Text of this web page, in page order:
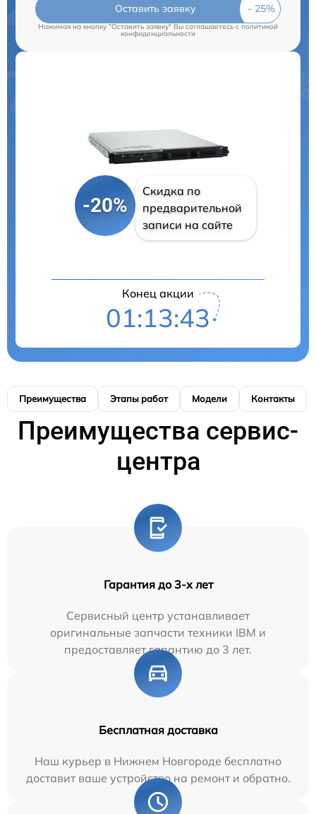
Оставить заявку
Нажимая на кнопку "Оставить заявку" Вы соглашаетесь c политикой
конфиденциальности
-20%
Скидка по
предварительной
записи на сайте
Конец акции
01:13:42
Преимущества Этапы работ Модели Контакты
Преимущества сервис-
центра
Гарантия до 3-х лет
Сервисный центр устанавливает
оригинальные запчасти техники IBM и
предоставляет гарантию до 3 лет.
Бесплатная доставка
Наш курьер в Нижнем Новгороде бесплатно
доставит ваше устройство на ремонт и обратно.